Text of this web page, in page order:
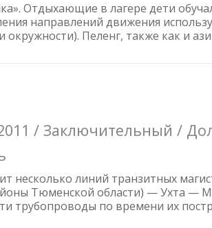
Отдыхающие в лагере дети
направлений движения
Пеленг, также как и
/ Заключительный /
несколько линий транзитных
Тюменской области) — Ухта —
трубопроводы по времени их